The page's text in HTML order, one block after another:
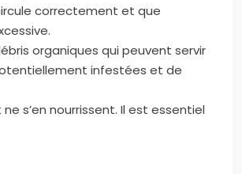
correctement et que
organiques qui peuvent servir
infestées et de
s’en nourrissent. Il est essentiel